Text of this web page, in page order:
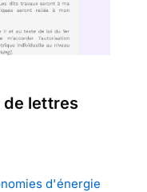
de lettres
d'énergie